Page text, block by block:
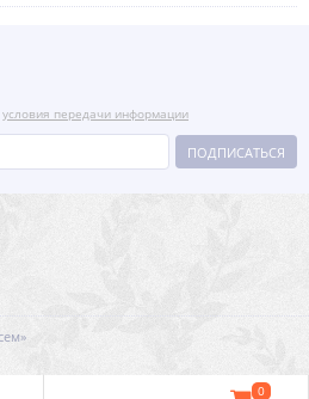
условия передачи информации
ПОДПИСАТЬСЯ
0